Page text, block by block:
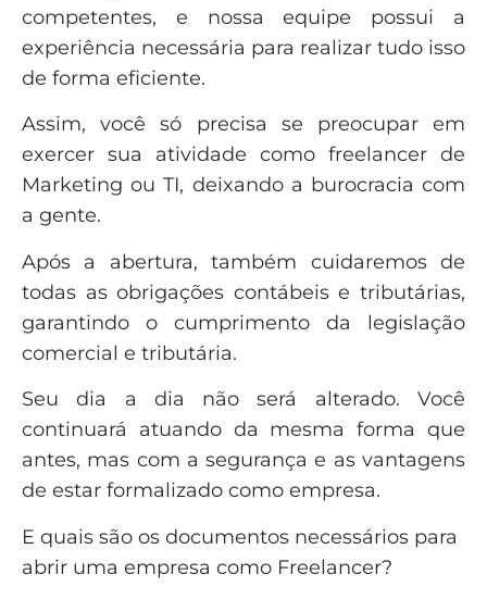
competentes, e nossa equipe possui a
experiência necessária para realizar tudo isso
de forma eficiente.
Assim, você só precisa se preocupar em
exercer sua atividade como freelancer de
Marketing ou TI, deixando a burocracia com
a gente.
Após a abertura, também cuidaremos de
todas as obrigações contábeis e tributárias,
garantindo o cumprimento da legislação
comercial e tributária.
Seu dia a dia não será alterado. Você
continuará atuando da mesma forma que
antes, mas com a segurança e as vantagens
de estar formalizado como empresa.
E quais são os documentos necessários para
abrir uma empresa como Freelancer?